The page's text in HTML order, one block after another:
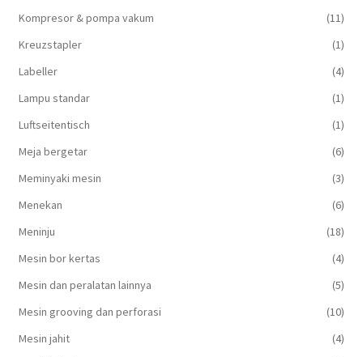
Kompresor & pompa vakum
(11)
Kreuzstapler
(1)
Labeller
(4)
Lampu standar
(1)
Luftseitentisch
(1)
Meja bergetar
(6)
Meminyaki mesin
(3)
Menekan
(6)
Meninju
(18)
Mesin bor kertas
(4)
Mesin dan peralatan lainnya
(5)
Mesin grooving dan perforasi
(10)
Mesin jahit
(4)